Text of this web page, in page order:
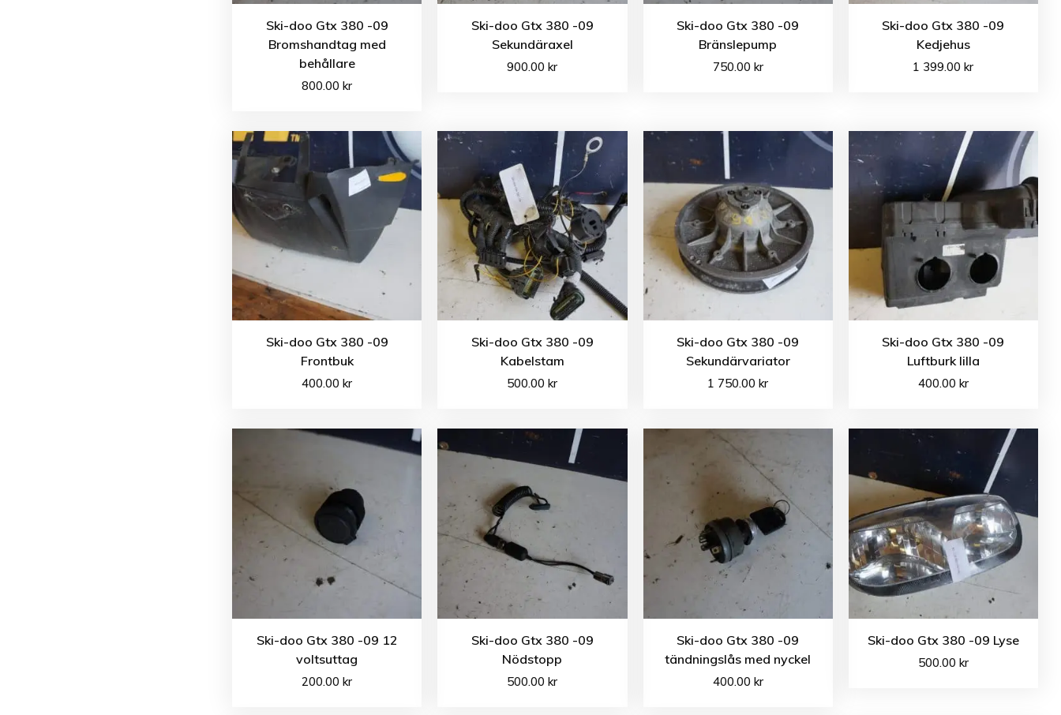
Ski-doo Gtx 380 -09
Bromshandtag med
behållare
800.00kr
Ski-doo Gtx 380 -09
Sekundäraxel
900.00kr
Ski-doo Gtx 380 -09
Bränslepump
750.00 kr
Ski-doo Gtx 380 -09
Kedjehus
1 399.00kr
Ski-doo Gtx 380 -09
Frontbuk
400.00kr
Ski-doo Gtx 380 -09
Kabelstam
500.00kr
Ski-doo Gtx 380 -09
Sekundärvariator
1 750.00kr
Ski-doo Gtx 380 -09
Luftburk lilla
400.00 kr
Ski-doo Gtx 380 -09 12
voltsuttag
200.00kr
Ski-doo Gtx 380 -09
Nödstopp
500.00kr
Ski-doo Gtx 380 -09
tändningslås med nyckel
400.00 kr
Ski-doo Gtx 380 -09 Lyse
500.00 kr